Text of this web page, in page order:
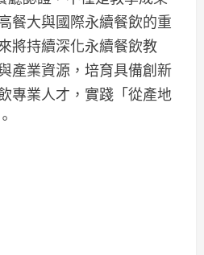
餐大與國際永續餐飲的重
將持續深化永續餐飲教
產業資源，培育具備創新
專業人才，實踐「從產地